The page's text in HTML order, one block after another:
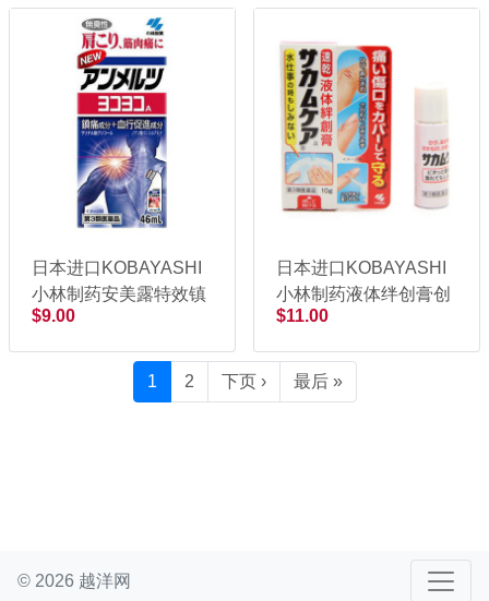
日本进口KOBAYASHI
小林制药安美露特效镇
痛药液80ml
$9.00
日本进口KOBAYASHI
小林制药液体绊创膏创
口贴10g
$11.00
1 2 下页 › 最后 »
© 2026 越洋网